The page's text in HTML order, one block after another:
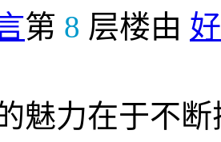
第 8 层楼由
魅力在于不